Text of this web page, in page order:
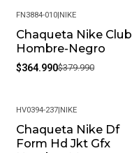
-4%
FN3884-010| NIKE
Chaqueta Nike Club
Hombre-Negro
$364.990$379.990
-12%
HV0394-237| NIKE
Chaqueta Nike Df
Form Hd Jkt Gfx